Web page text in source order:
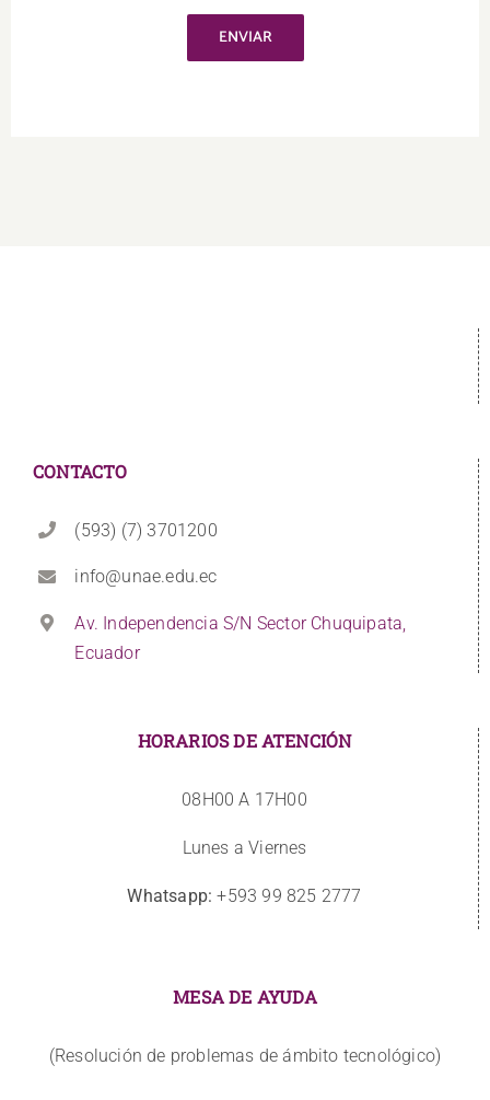
CONTACTO
(593) (7) 3701200
info@unae.edu.ec
Av. Independencia S/N Sector Chuquipata,
Ecuador
HORARIOS DE ATENCIÓN
08H00 A 17H00
Lunes a Viernes
Whatsapp: +593 99 825 2777
MESA DE AYUDA
(Resolución de problemas de ámbito tecnológico)